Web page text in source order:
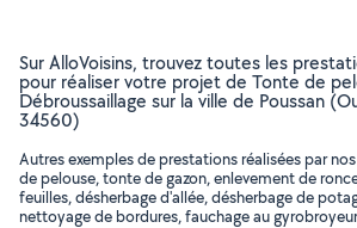
Sur AlloVoisins, trouvez toutes les
pour réaliser votre projet de Tonte de
Débroussaillage sur la ville de Poussan
34560)
Autres exemples de prestations réalisées par
de pelouse, tonte de gazon, enlevement de
feuilles, désherbage d'allée, désherbage de
nettoyage de bordures, fauchage au